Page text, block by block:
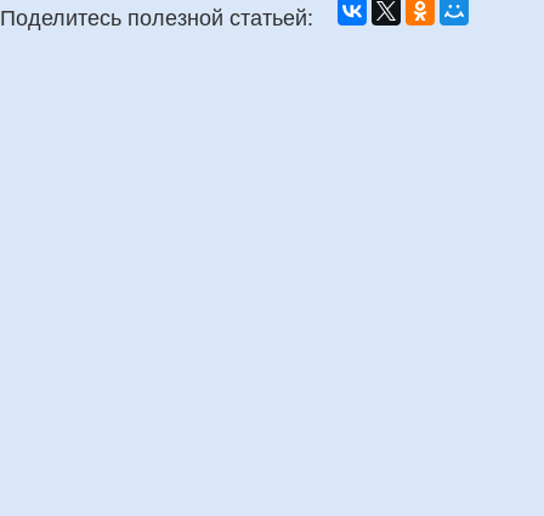
Поделитесь полезной статьей: